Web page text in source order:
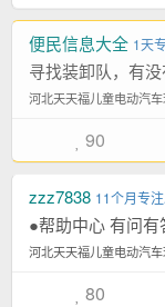
便民信息大全 1天
寻找装卸队，有
90
zzz7838 11个月专
80